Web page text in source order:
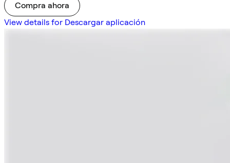
Compra ahora
View details for Descargar aplicación